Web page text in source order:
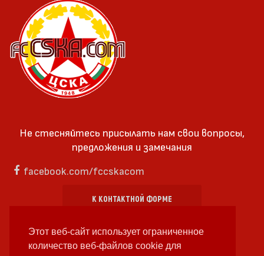
Этот веб-сайт использует ограниченное
количество веб-файлов cookie для
Не стесняйтесь присылать нам свои вопросы,
предложения и замечания
facebook.com/fccskacom
К КОНТАКТНОЙ ФОРМЕ